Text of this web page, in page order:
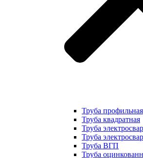
Труба профильная
Труба квадратная
Труба
Труба
Труба ВГП
Труба